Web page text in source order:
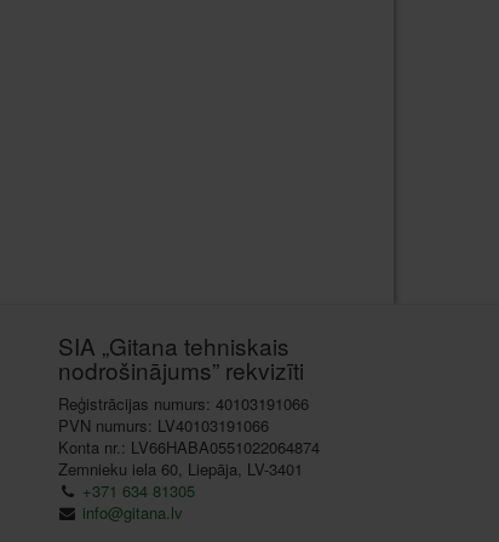
SIA „Gitana tehniskais
nodrošinājums” rekvizīti
Reģistrācijas numurs: 40103191066
PVN numurs: LV40103191066
Konta nr.: LV66HABA0551022064874
Zemnieku iela 60, Liepāja, LV-3401
+371 634 81305
info@gitana.lv